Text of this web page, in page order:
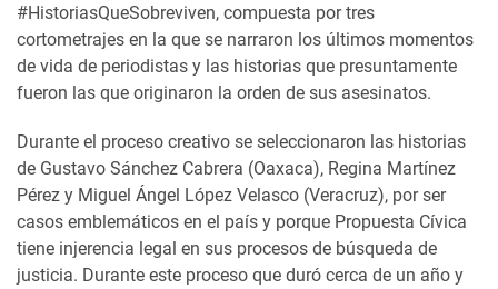
#HistoriasQueSobreviven, compuesta por tres
cortometrajes en la que se narraron los últimos momentos
de vida de periodistas y las historias que presuntamente
fueron las que originaron la orden de sus asesinatos.
Durante el proceso creativo se seleccionaron las historias
de Gustavo Sánchez Cabrera (Oaxaca), Regina Martínez
Pérez y Miguel Ángel López Velasco (Veracruz), por ser
casos emblemáticos en el país y porque Propuesta Cívica
tiene injerencia legal en sus procesos de búsqueda de
justicia. Durante este proceso que duró cerca de un año y